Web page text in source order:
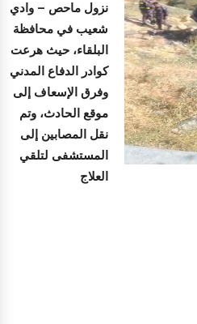
نزول ماحص – وادي
شعيب في محافظة
البلقاء، حيث هرعت
كوادر الدفاع المدني
وفرق الإسعاف إلى
موقع الحادث، وتم
نقل المصابين إلى
المستشفى لتلقي
العلاج